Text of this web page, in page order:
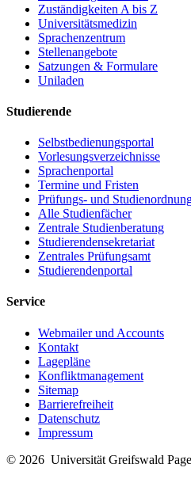
Zuständigkeiten A bis Z
Universitätsmedizin
Sprachenzentrum
Stellenangebote
Satzungen & Formulare
Uniladen
Studierende
Selbstbedienungsportal
Vorlesungsverzeichnisse
Sprachenportal
Termine und Fristen
Prüfungs- und
Alle Studienfächer
Zentrale Studienberatung
Studierendensekretariat
Zentrales Prüfungsamt
Studierendenportal
Service
Webmailer und Accounts
Kontakt
Lagepläne
Konfliktmanagement
Sitemap
Barrierefreiheit
Datenschutz
Impressum
© 2026 Universität Greifswald